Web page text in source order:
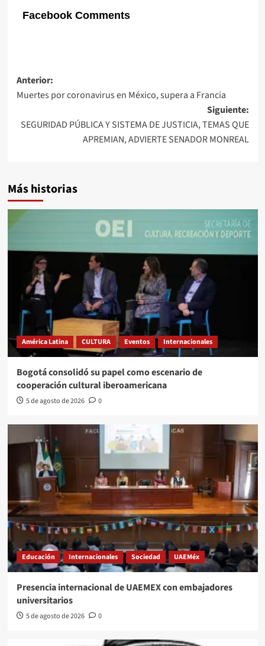
Facebook Comments
Navegación
de
entradas
Anterior:
Muertes por coronavirus en México, supera a Francia
Siguiente:
SEGURIDAD PÚBLICA Y SISTEMA DE JUSTICIA, TEMAS QUE
APREMIAN, ADVIERTE SENADOR MONREAL
Más historias
América Latina CULTURA Eventos Internacionales
Bogotá consolidó su papel como escenario de
cooperación cultural iberoamericana
5 de agosto de 2026 0
Educación Internacionales Sociedad UAEMéx
Presencia internacional de UAEMEX con embajadores
universitarios
5 de agosto de 2026 0